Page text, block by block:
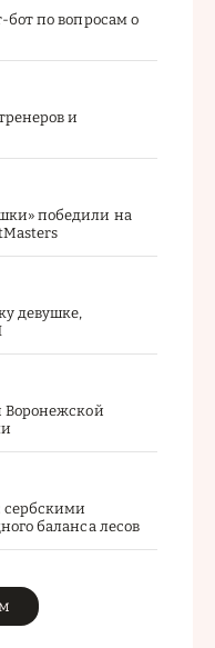
бот по вопросам о
и
победили на
девушке,
Воронежской
сербскими
баланса лесов